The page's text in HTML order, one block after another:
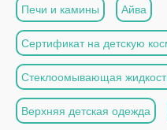
Печи и камины Айва
Сертификат на детскую
Стеклоомывающая
Верхняя детская одежда